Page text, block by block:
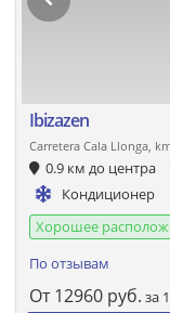
Ibizazen
Carretera Cala Llonga,
0.9 км до центра
Кондиционер
Хорошее
По отзывам
От 12960 руб. за